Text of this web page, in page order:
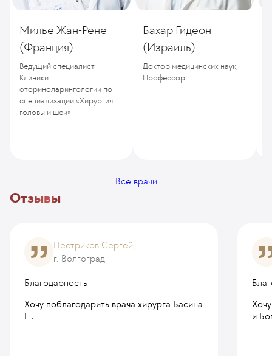
Милье Жан-Рене
(Франция)
Ведущий специалист
Клиники
оториноларингологии по
специализации «Хирургия
головы и шеи»
-
Бахар Гидеон
(Израиль)
Доктор медицинских наук,
Профессор
-
Все врачи
Отзывы
Пестриков Сергей,
г. Волгоград
Благодарность
Хочу поблагодарить врача хирурга Басина
Е .
и